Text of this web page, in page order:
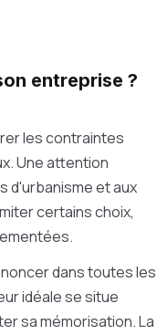
entreprise ?
les contraintes
Une attention
d'urbanisme et aux
certains choix,
dans toutes les
idéale se situe
sa mémorisation. La